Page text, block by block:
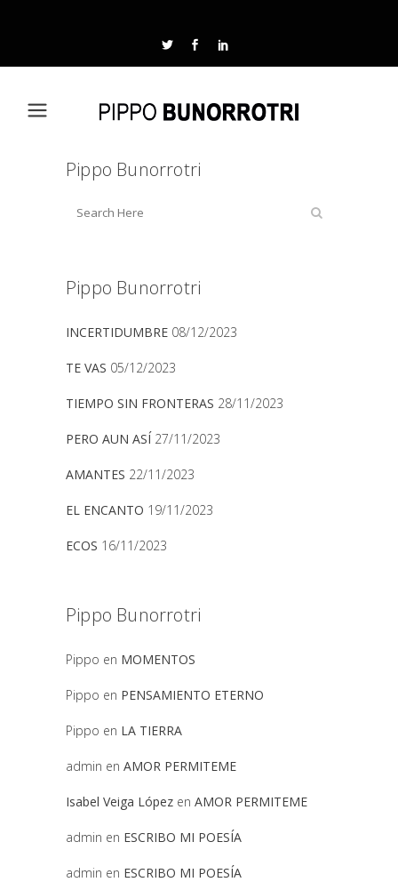
Pippo Bunorrotri
Pippo Bunorrotri
INCERTIDUMBRE 08/12/2023
TE VAS 05/12/2023
TIEMPO SIN FRONTERAS 28/11/2023
PERO AUN ASÍ 27/11/2023
AMANTES 22/11/2023
EL ENCANTO 19/11/2023
ECOS 16/11/2023
Pippo Bunorrotri
Pippo en MOMENTOS
Pippo en PENSAMIENTO ETERNO
Pippo en LA TIERRA
admin en AMOR PERMITEME
Isabel Veiga López en AMOR PERMITEME
admin en ESCRIBO MI POESÍA
admin en ESCRIBO MI POESÍA